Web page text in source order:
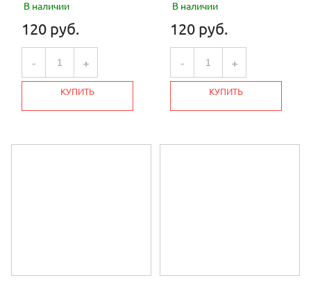
ОПРЫСКИВАТЕЛИ
СВАРОЧНЫЕ АППАРАТЫ
НАСОСЫ
УЦЕНКА
В наличии
120 руб.
- +
КУПИТЬ
В наличии
120 руб.
- +
КУПИТЬ